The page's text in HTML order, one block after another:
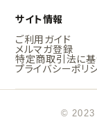
サイト情報
ご利用ガイド
メルマガ登録
特定商取引法に
プライバシーポリ
© 2023